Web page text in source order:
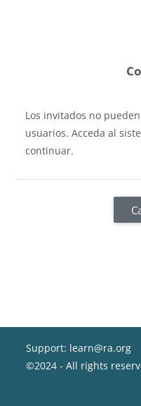
Los invitados no
usuarios. Acceda al
continuar.
Support: learn@ra.org
©2024 - All rights